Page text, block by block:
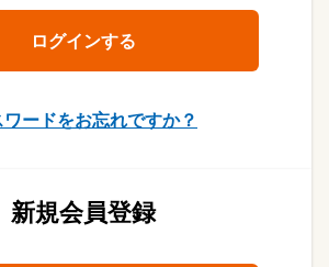
ードをお忘れですか？
新規会員登録